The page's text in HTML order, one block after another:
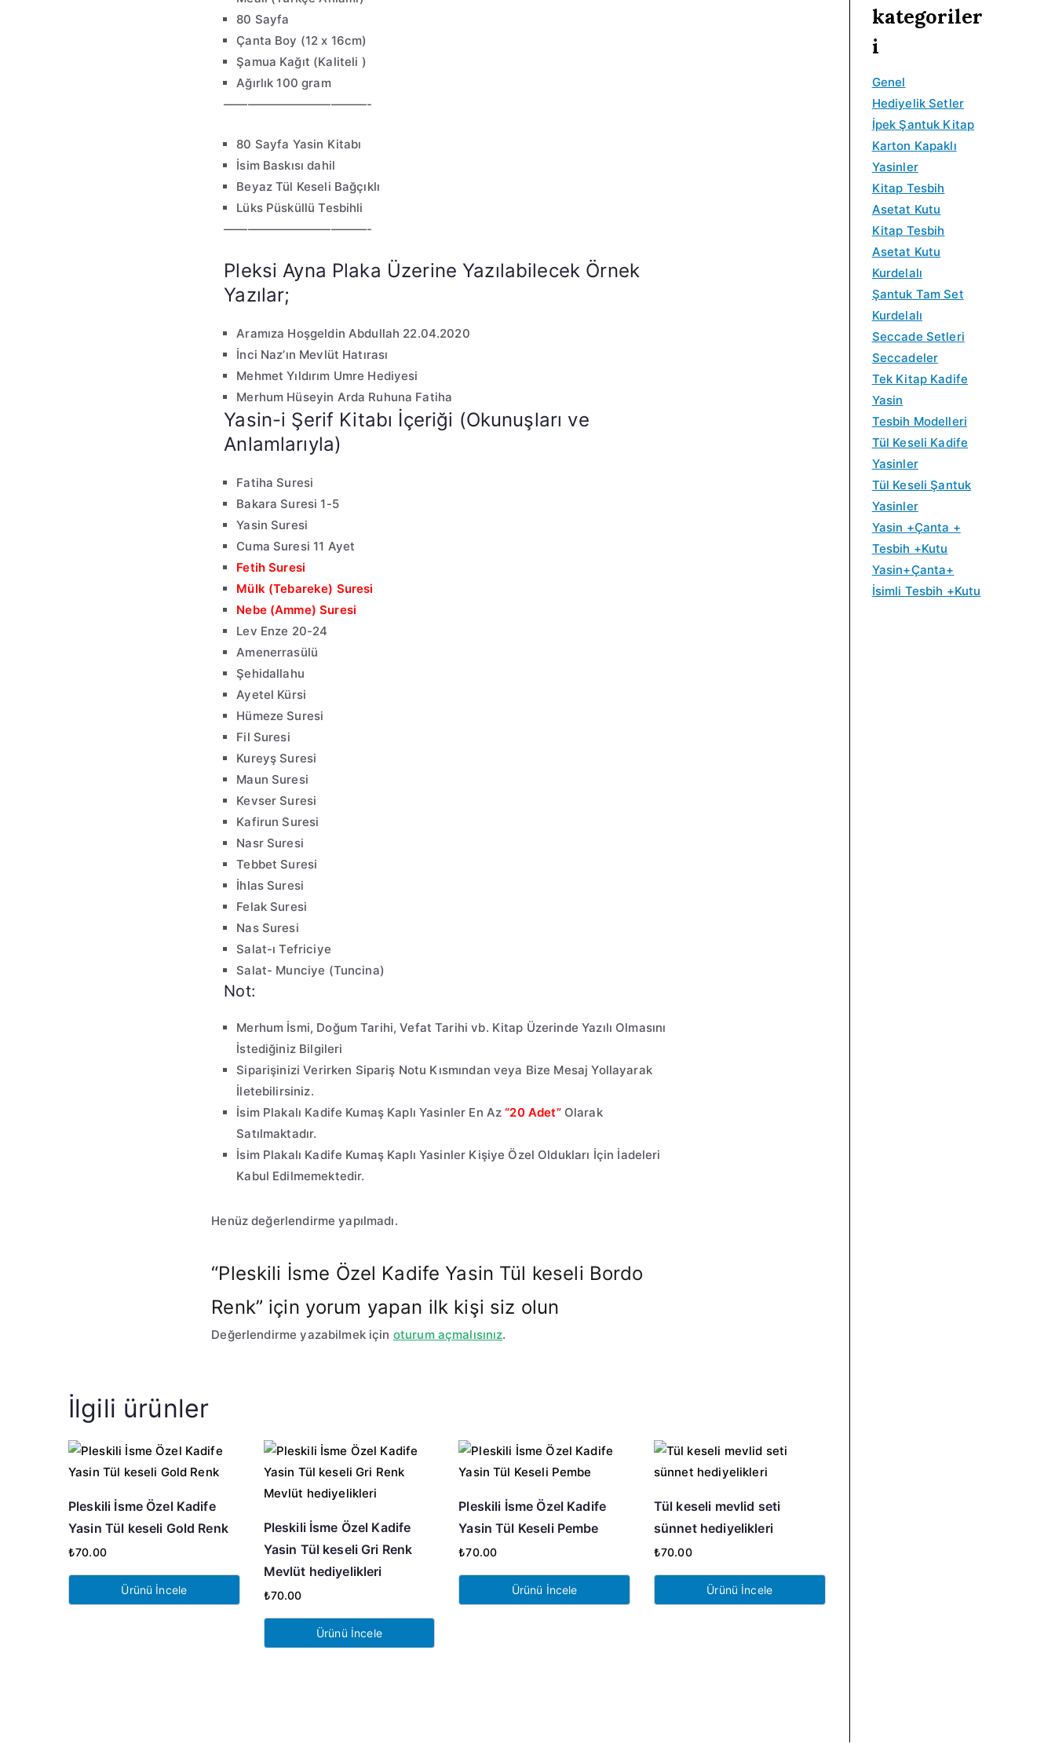
80 Sayfa
Çanta Boy (12 x 16cm)
Şamua Kağıt (Kaliteli )
Ağırlık 100 gram
————————————-
80 Sayfa Yasin Kitabı
İsim Baskısı dahil
Beyaz Tül Keseli Bağçıklı
Lüks Püsküllü Tesbihli
————————————-
Pleksi Ayna Plaka Üzerine Yazılabilecek Örnek
Yazılar;
Aramıza Hoşgeldin Abdullah 22.04.2020
İnci Naz’ın Mevlüt Hatırası
Mehmet Yıldırım Umre Hediyesi
Merhum Hüseyin Arda Ruhuna Fatiha
Yasin-i Şerif Kitabı İçeriği (Okunuşları ve
Anlamlarıyla)
Fatiha Suresi
Bakara Suresi 1-5
Yasin Suresi
Cuma Suresi 11 Ayet
Fetih Suresi
Mülk (Tebareke) Suresi
Nebe (Amme) Suresi
Lev Enze 20-24
Amenerrasülü
Şehidallahu
Ayetel Kürsi
Hümeze Suresi
Fil Suresi
Kureyş Suresi
Maun Suresi
Kevser Suresi
Kafirun Suresi
Nasr Suresi
Tebbet Suresi
İhlas Suresi
Felak Suresi
Nas Suresi
Salat-ı Tefriciye
Salat- Munciye (Tuncina)
Not:
Merhum İsmi, Doğum Tarihi, Vefat Tarihi vb. Kitap Üzerinde Yazılı Olmasını
İstediğiniz Bilgileri
Siparişinizi Verirken Sipariş Notu Kısmından veya Bize Mesaj Yollayarak
İletebilirsiniz.
İsim Plakalı Kadife Kumaş Kaplı Yasinler En Az “20 Adet”Olarak
Satılmaktadır.
İsim Plakalı Kadife Kumaş Kaplı Yasinler Kişiye Özel Oldukları İçin İadeleri
Kabul Edilmemektedir.
Henüz değerlendirme yapılmadı.
“Pleskili İsme Özel Kadife Yasin Tül keseli Bordo
Renk” için yorum yapan ilk kişi siz olun
Değerlendirme yazabilmek için oturum açmalısınız.
İlgili ürünler
Pleskili İsme Özel Kadife
Yasin Tül keseli Gold Renk
₺70.00
Ürünü İncele
Pleskili İsme Özel Kadife
Yasin Tül keseli Gri Renk
Mevlüt hediyelikleri
₺70.00
Ürünü İncele
Pleskili İsme Özel Kadife
Yasin Tül Keseli Pembe
₺70.00
Ürünü İncele
Tül keseli mevlid seti
sünnet hediyelikleri
₺70.00
Ürünü İncele
0
.
5
.
i
:
₺
6
5
.
0
0
.
:
₺
i
f
i
y
t
:
₺
1
1
0
.
0
0
.
d
i
kategoriler
i
Genel
Hediyelik Setler
İpek Şantuk Kitap
Karton Kapaklı
Yasinler
Kitap Tesbih
Asetat Kutu
Kitap Tesbih
Asetat Kutu
Kurdelalı
Şantuk Tam Set
Kurdelalı
Seccade Setleri
Seccadeler
Tek Kitap Kadife
Yasin
Tesbih Modelleri
Tül Keseli Kadife
Yasinler
Tül Keseli Şantuk
Yasinler
Yasin +Çanta +
Tesbih +Kutu
Yasin+Çanta+
İsimli Tesbih +Kutu